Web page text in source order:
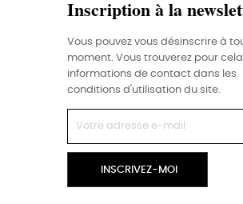
Inscription à la
Vous pouvez vous désinscrire à
moment. Vous trouverez pour
informations de contact dans les
conditions d'utilisation du site.
INSCRIVEZ-MOI